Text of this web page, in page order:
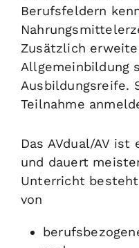
Berufsfeldern
Zusätzlich
Allgemeinbildung
Ausbildungsreife.
Teilnahme
Das AVdual/AV
und dauert
Unterricht
von